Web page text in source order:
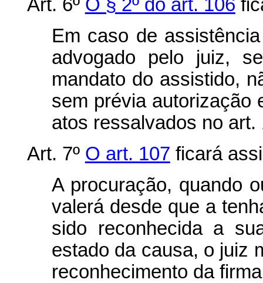
Art. 6º O § 2º do art. 106
Em caso de
advogado pelo juiz,
mandato do assistido,
sem prévia autorização
atos ressalvados no art.
Art. 7º O art. 107 ficará
A procuração, quando
valerá desde que a
sido reconhecida a
estado da causa, o juiz
reconhecimento da